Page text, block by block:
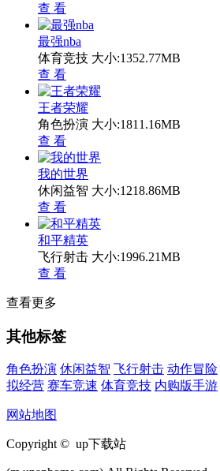
查 看
最强nba
体育竞技 大小:1352.77MB
查 看
王者荣耀
角色扮演 大小:1811.16MB
查 看
我的世界
休闲益智 大小:1218.86MB
查 看
和平精英
飞行射击 大小:1996.21MB
查 看
查看更多
其他标签
角色扮演 休闲益智 飞行射击 动作冒险
拟经营 赛车竞速 体育竞技 内购版手游
网站地图
Copyright © up下载站